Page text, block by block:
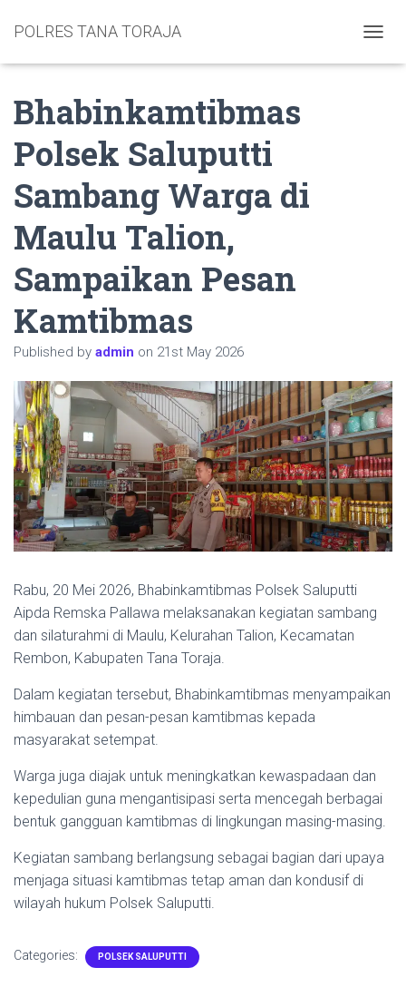
POLRES TANA TORAJA
Bhabinkamtibmas
Polsek Saluputti
Sambang Warga di
Maulu Talion,
Sampaikan Pesan
Kamtibmas
Published by admin on 21st May 2026
Rabu, 20 Mei 2026, Bhabinkamtibmas Polsek Saluputti
Aipda Remska Pallawa melaksanakan kegiatan sambang
dan silaturahmi di Maulu, Kelurahan Talion, Kecamatan
Rembon, Kabupaten Tana Toraja.
Dalam kegiatan tersebut, Bhabinkamtibmas menyampaikan
himbauan dan pesan-pesan kamtibmas kepada
masyarakat setempat.
Warga juga diajak untuk meningkatkan kewaspadaan dan
kepedulian guna mengantisipasi serta mencegah berbagai
bentuk gangguan kamtibmas di lingkungan masing-masing.
Kegiatan sambang berlangsung sebagai bagian dari upaya
menjaga situasi kamtibmas tetap aman dan kondusif di
wilayah hukum Polsek Saluputti.
Categories: POLSEK SALUPUTTI